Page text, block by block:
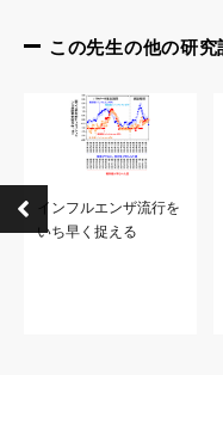
ＤＯＩ： http://
参考URL
村上 道夫特任教授（常勤
https://
この先生の他の研究
インフルエンザ流行を
いち早く捉える